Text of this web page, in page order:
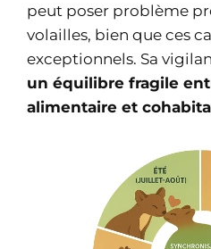
peut poser problème
volailles, bien que ces
exceptionnels. Sa
un équilibre fragile
alimentaire et